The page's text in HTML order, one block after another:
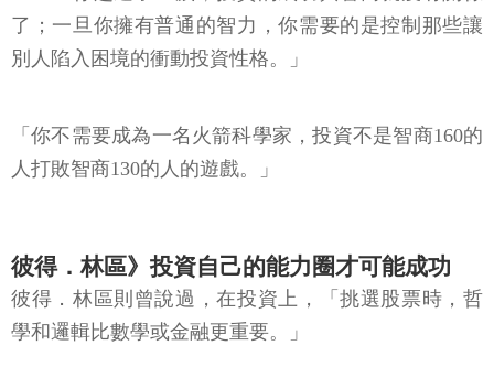
了；一旦你擁有普通的智力，你需要的是控制那些讓
別人陷入困境的衝動投資性格。」
「你不需要成為一名火箭科學家，投資不是智商160的
人打敗智商130的人的遊戲。」
彼得．林區》投資自己的能力圈才可能成功
彼得．林區則曾說過，在投資上，「挑選股票時，哲
學和邏輯比數學或金融更重要。」